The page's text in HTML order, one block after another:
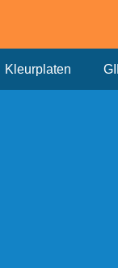
Kleurplaten